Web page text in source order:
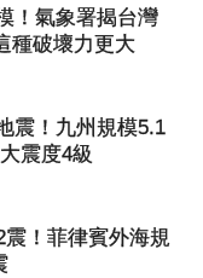
！氣象署揭台灣
種破壞力更大
震！九州規模5.1
震度4級
震！菲律賓外海規